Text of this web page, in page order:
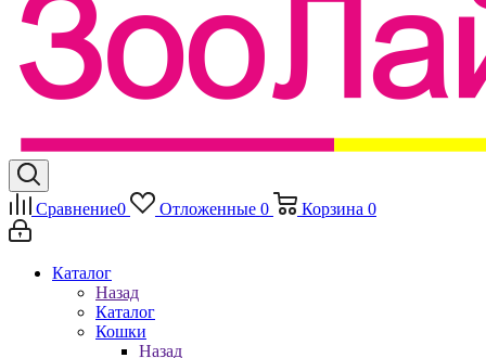
Сравнение0 Отложенные 0 Корзина 0
Каталог
Назад
Каталог
Кошки
Назад